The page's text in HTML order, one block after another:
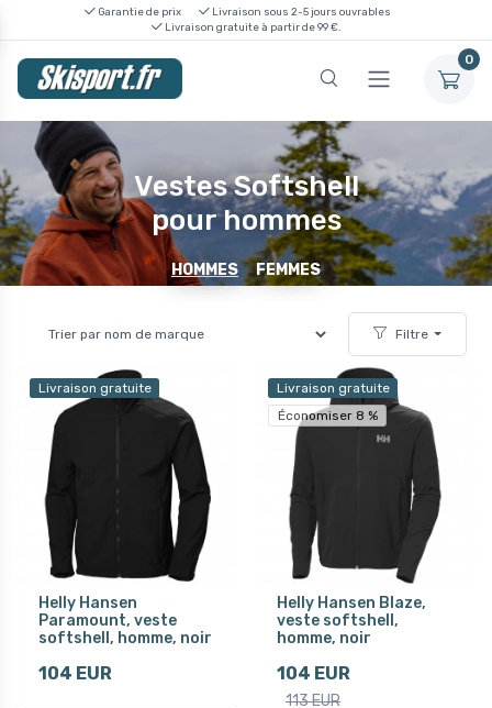
Garantie de prix
Livraison sous 2-5 jours ouvrables
Livraison gratuite à partir de 99 €.
0
Vestes Softshell
pour hommes
HOMMES FEMMES
Filtre
Livraison gratuite
Helly Hansen
Paramount, veste
softshell, homme, noir
104 EUR
Livraison gratuite
Économiser 8 %
Helly Hansen Blaze,
veste softshell,
homme, noir
104 EUR
113 EUR